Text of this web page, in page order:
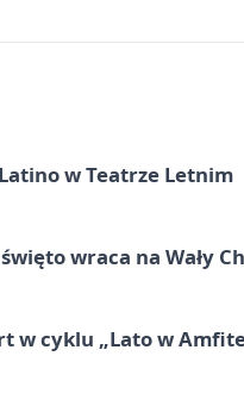
w Teatrze Letnim
wraca na Wały
w cyklu „Lato w